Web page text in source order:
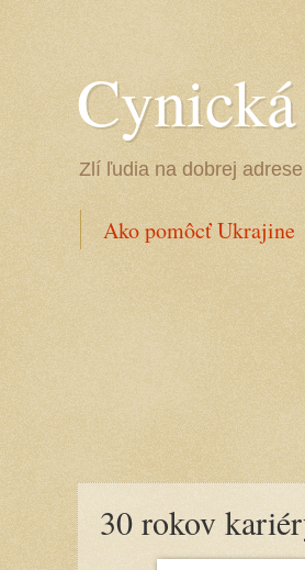
Zlí ľudia na dobrej adrese
Ako pomôcť Ukrajine
30 rokov